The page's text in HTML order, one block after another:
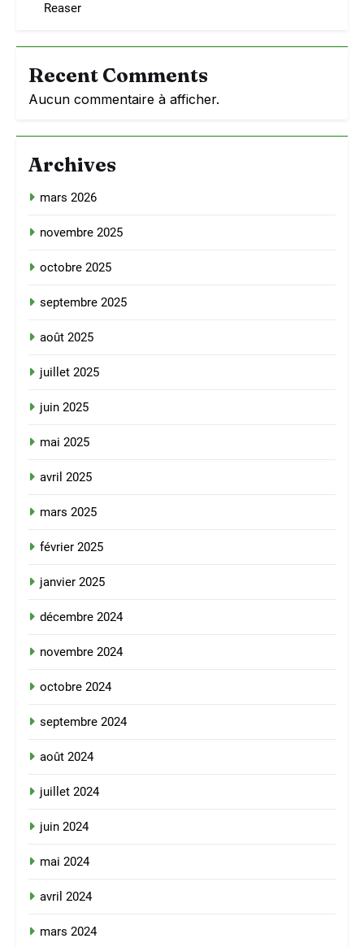
Reaser
Recent Comments
Aucun commentaire à afficher.
Archives
mars 2026
novembre 2025
octobre 2025
septembre 2025
août 2025
juillet 2025
juin 2025
mai 2025
avril 2025
mars 2025
février 2025
janvier 2025
décembre 2024
novembre 2024
octobre 2024
septembre 2024
août 2024
juillet 2024
juin 2024
mai 2024
avril 2024
mars 2024